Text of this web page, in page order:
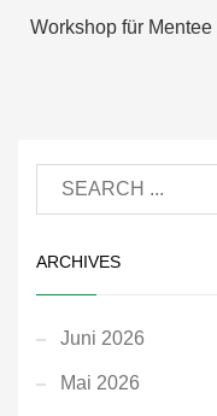
Workshop für
ARCHIVES
Juni 2026
Mai 2026